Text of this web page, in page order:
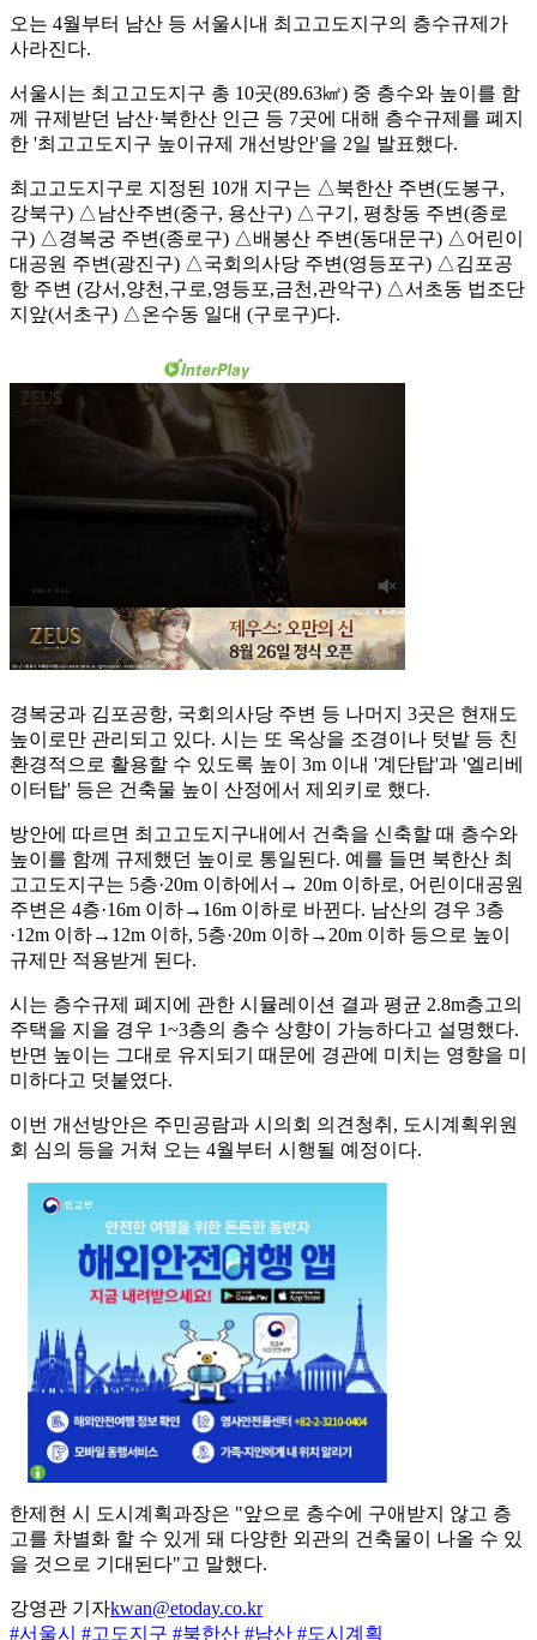
오는 4월부터 남산 등 서울시내 최고고도지구의 층수규제가
사라진다.
서울시는 최고고도지구 총 10곳(89.63㎢) 중 층수와 높이를 함
께 규제받던 남산·북한산 인근 등 7곳에 대해 층수규제를 폐지
한 '최고고도지구 높이규제 개선방안'을 2일 발표했다.
최고고도지구로 지정된 10개 지구는 △북한산 주변(도봉구,
강북구) △남산주변(중구, 용산구) △구기, 평창동 주변(종로
구) △경복궁 주변(종로구) △배봉산 주변(동대문구) △어린이
대공원 주변(광진구) △국회의사당 주변(영등포구) △김포공
항 주변 (강서,양천,구로,영등포,금천,관악구) △서초동 법조단
지앞(서초구) △온수동 일대 (구로구)다.
경복궁과 김포공항, 국회의사당 주변 등 나머지 3곳은 현재도
높이로만 관리되고 있다. 시는 또 옥상을 조경이나 텃밭 등 친
환경적으로 활용할 수 있도록 높이 3m 이내 '계단탑'과 '엘리베
이터탑' 등은 건축물 높이 산정에서 제외키로 했다.
방안에 따르면 최고고도지구내에서 건축을 신축할 때 층수와
높이를 함께 규제했던 높이로 통일된다. 예를 들면 북한산 최
고고도지구는 5층·20m 이하에서→ 20m 이하로, 어린이대공원
주변은 4층·16m 이하→16m 이하로 바뀐다. 남산의 경우 3층
·12m 이하→12m 이하, 5층·20m 이하→20m 이하 등으로 높이
규제만 적용받게 된다.
시는 층수규제 폐지에 관한 시뮬레이션 결과 평균 2.8m층고의
주택을 지을 경우 1~3층의 층수 상향이 가능하다고 설명했다.
반면 높이는 그대로 유지되기 때문에 경관에 미치는 영향을 미
미하다고 덧붙였다.
이번 개선방안은 주민공람과 시의회 의견청취, 도시계획위원
회 심의 등을 거쳐 오는 4월부터 시행될 예정이다.
한제현 시 도시계획과장은 "앞으로 층수에 구애받지 않고 층
고를 차별화 할 수 있게 돼 다양한 외관의 건축물이 나올 수 있
을 것으로 기대된다"고 말했다.
강영관 기자kwan@etoday.co.kr
#서울시 #고도지구 #북한산 #남산 #도시계획